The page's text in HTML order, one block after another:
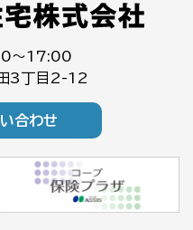
～17:00
3丁目2-12
合わせ